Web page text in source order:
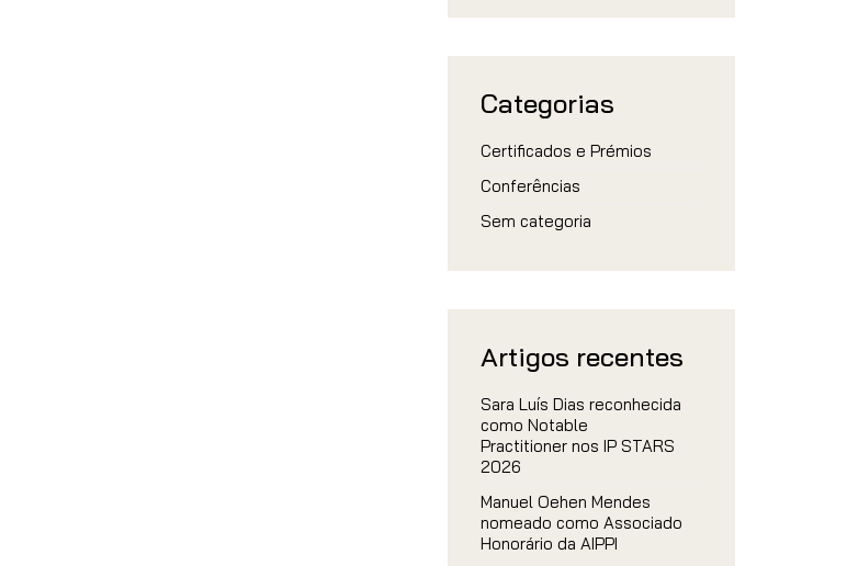
Categorias
Certificados e Prémios
Conferências
Sem categoria
Artigos recentes
Sara Luís Dias reconhecida
como Notable
Practitioner nos IP STARS
2026
Manuel Oehen Mendes
nomeado como Associado
Honorário da AIPPI